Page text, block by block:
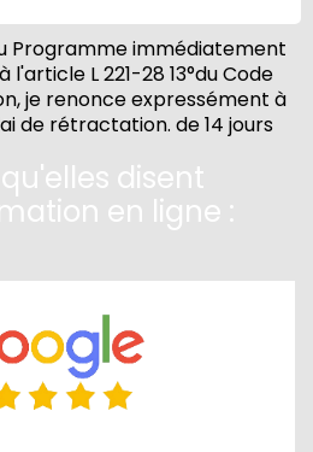
Programme immédiatement
L 221-28 13°du Code
je renonce expressément à
de rétractation. de 14 jours
disent
en ligne :